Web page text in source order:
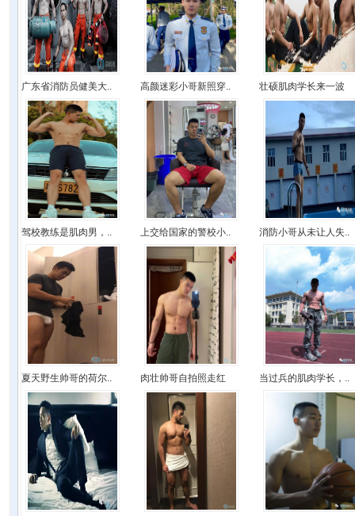
广东省消防员健美大.. 高颜迷彩小哥新照穿.. 壮硕肌肉学长来一波
驾校教练是肌肉男，.. 上交给国家的警校小.. 消防小哥从未让人失..
夏天野生帅哥的荷尔.. 肉壮帅哥自拍照走红 当过兵的肌肉学长，..